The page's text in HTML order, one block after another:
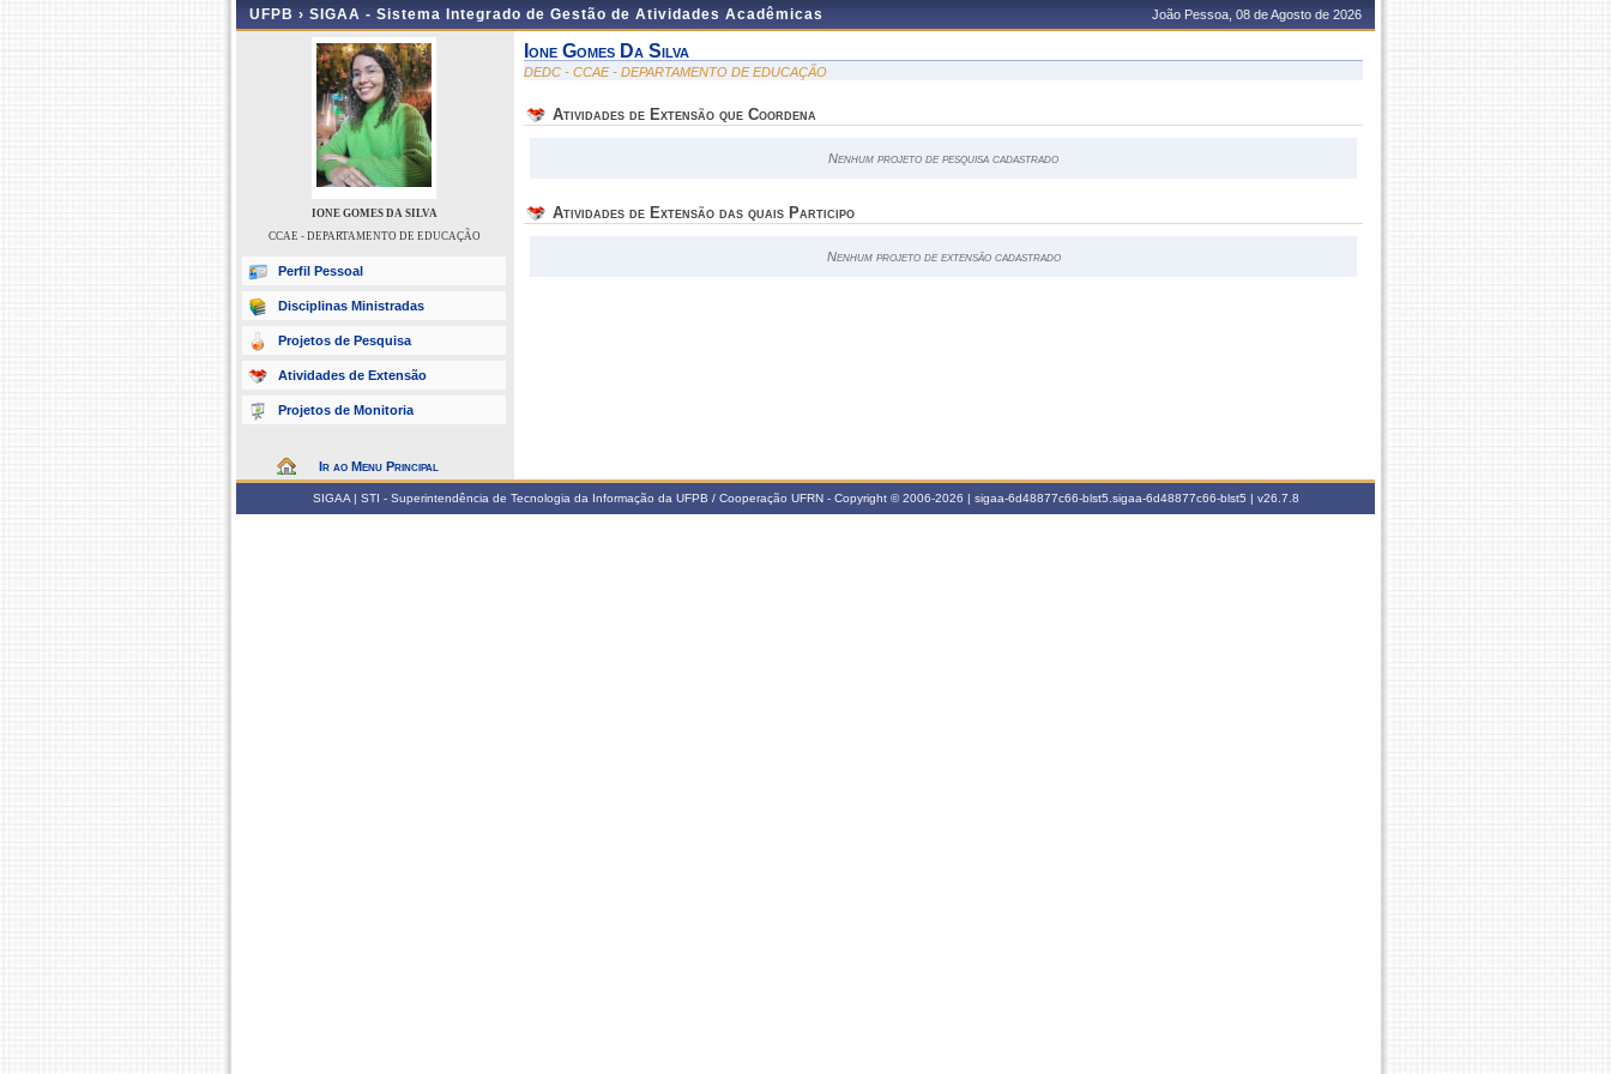
UFPB › SIGAA - Sistema Integrado de Gestão de Atividades Acadêmicas João Pessoa, 08 de Agosto de 2026
IONE GOMES DA SILVA
CCAE - DEPARTAMENTO DE EDUCAÇÃO
Perfil Pessoal
Disciplinas Ministradas
Projetos de Pesquisa
Atividades de Extensão
Projetos de Monitoria
Ir ao Menu Principal
Ione Gomes Da Silva
DEDC - CCAE - DEPARTAMENTO DE EDUCAÇÃO
Atividades de Extensão que Coordena
Nenhum projeto de pesquisa cadastrado
Atividades de Extensão das quais Participo
Nenhum projeto de extensão cadastrado
SIGAA | STI - Superintendência de Tecnologia da Informação da UFPB / Cooperação UFRN - Copyright © 2006-2026 | sigaa-6d48877c66-blst5.sigaa-6d48877c66-blst5 | v26.7.8